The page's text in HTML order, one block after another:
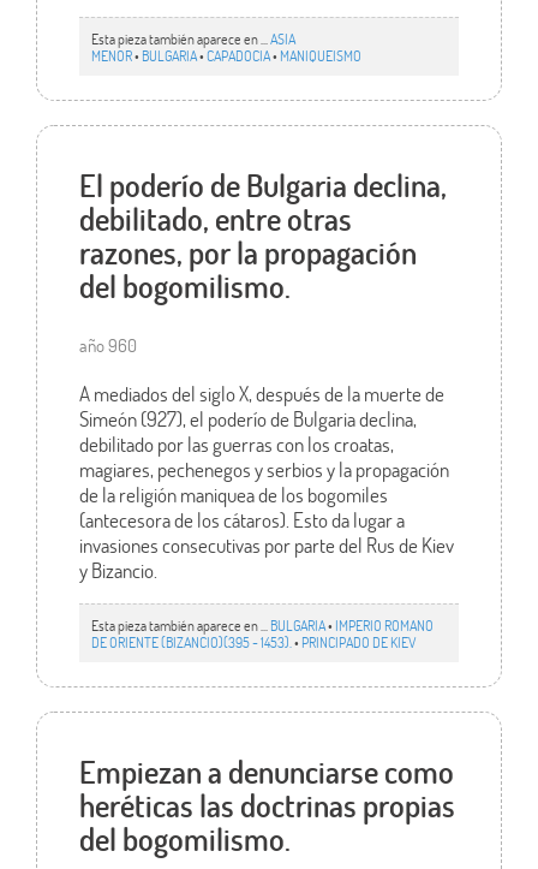
Esta pieza también aparece en ... ASIA
MENOR• BULGARIA•CAPADOCIA• MANIQUEISMO
El poderío de Bulgaria declina,
debilitado, entre otras
razones, por la propagación
del bogomilismo.
año 960
A mediados del siglo X, después de la muerte de
Simeón (927), el poderío de Bulgaria declina,
debilitado por las guerras con los croatas,
magiares, pechenegos y serbios y la propagación
de la religión maniquea de los bogomiles
(antecesora de los cátaros). Esto da lugar a
invasiones consecutivas por parte del Rus de Kiev
y Bizancio.
Esta pieza también aparece en ... BULGARIA• IMPERIO ROMANO
DE ORIENTE (BIZANCIO)(395 - 1453). • PRINCIPADO DE KIEV
Empiezan a denunciarse como
heréticas las doctrinas propias
del bogomilismo.